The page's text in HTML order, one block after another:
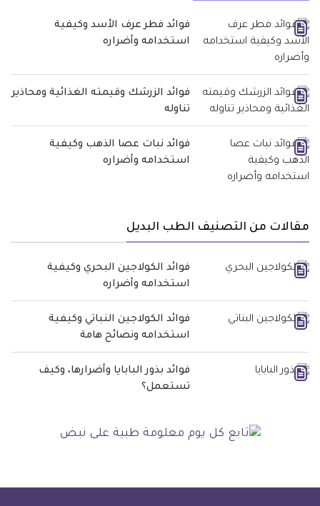
فوائد فطر عرف الأسد وكيفية
استخدامه وأضراره
فوائد الزرشك وقيمته الغذائية ومحاذير
تناوله
فوائد نبات عصا الذهب وكيفية
استخدامه وأضراره
مقالات من التصنيف الطب البديل
فوائد الكولاجين البحري وكيفية
استخدامه وأضراره
فوائد الكولاجين النباتي وكيفية
استخدامه ونصائح هامة
فوائد بذور البابايا وأضرارها، وكيف
تستعمل؟